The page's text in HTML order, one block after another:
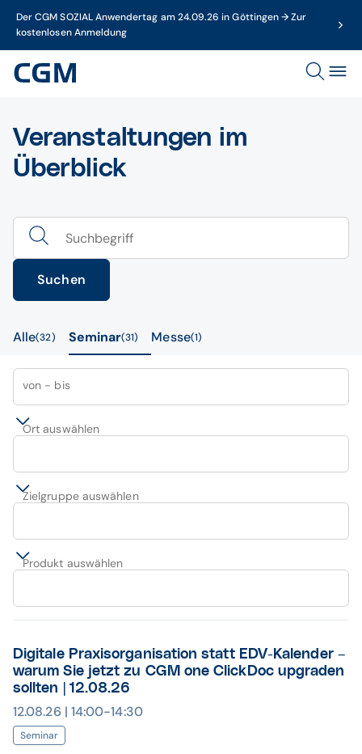
Der CGM SOZIAL Anwendertag am 24.09.26 in Göttingen → Zur
kostenlosen Anmeldung
Veranstaltungen im
Überblick
Suchen
Alle 32 Seminar 31 Messe 1
von - bis
Ort auswählen
Zielgruppe auswählen
Produkt auswählen
Digitale Praxisorganisation statt EDV-Kalender –
warum Sie jetzt zu CGM one ClickDoc upgraden
sollten | 12.08.26
12.08.26 | 14:00-14:30
Seminar